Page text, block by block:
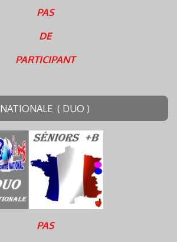
PAS
DE
PARTICIPANT
NATIONALE ( DUO )
PAS